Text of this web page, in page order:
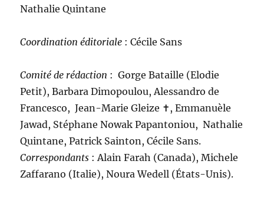
Nathalie Quintane
Coordination éditoriale : Cécile Sans
Comité de rédaction : Gorge Bataille (Elodie
Petit), Barbara Dimopoulou, Alessandro de
Francesco, Jean-Marie Gleize ‪✝︎, Emmanuèle
Jawad, Stéphane Nowak Papantoniou, Nathalie
Quintane, Patrick Sainton, Cécile Sans.
Correspondants : Alain Farah (Canada), Michele
Zaffarano (Italie), Noura Wedell (États-Unis).